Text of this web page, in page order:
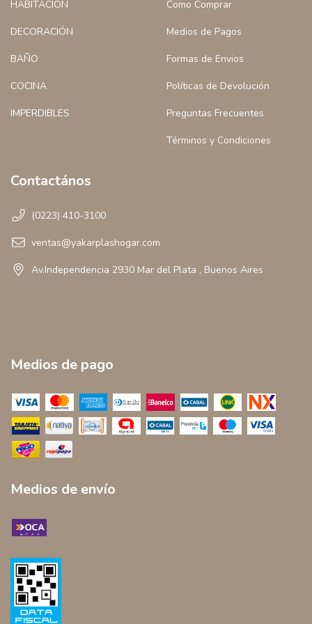
HABITACIÓN
DECORACIÓN
BAÑO
COCINA
IMPERDIBLES
Como Comprar
Medios de Pagos
Formas de Envios
Políticas de Devolución
Preguntas Frecuentes
Términos y Condiciones
Contactános
(0223) 410-3100
ventas@yakarplashogar.com
Av.Independencia 2930 Mar del Plata , Buenos Aires
Medios de pago
Medios de envío